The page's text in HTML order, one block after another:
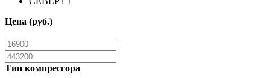
Цена (руб.)
Тип компрессора